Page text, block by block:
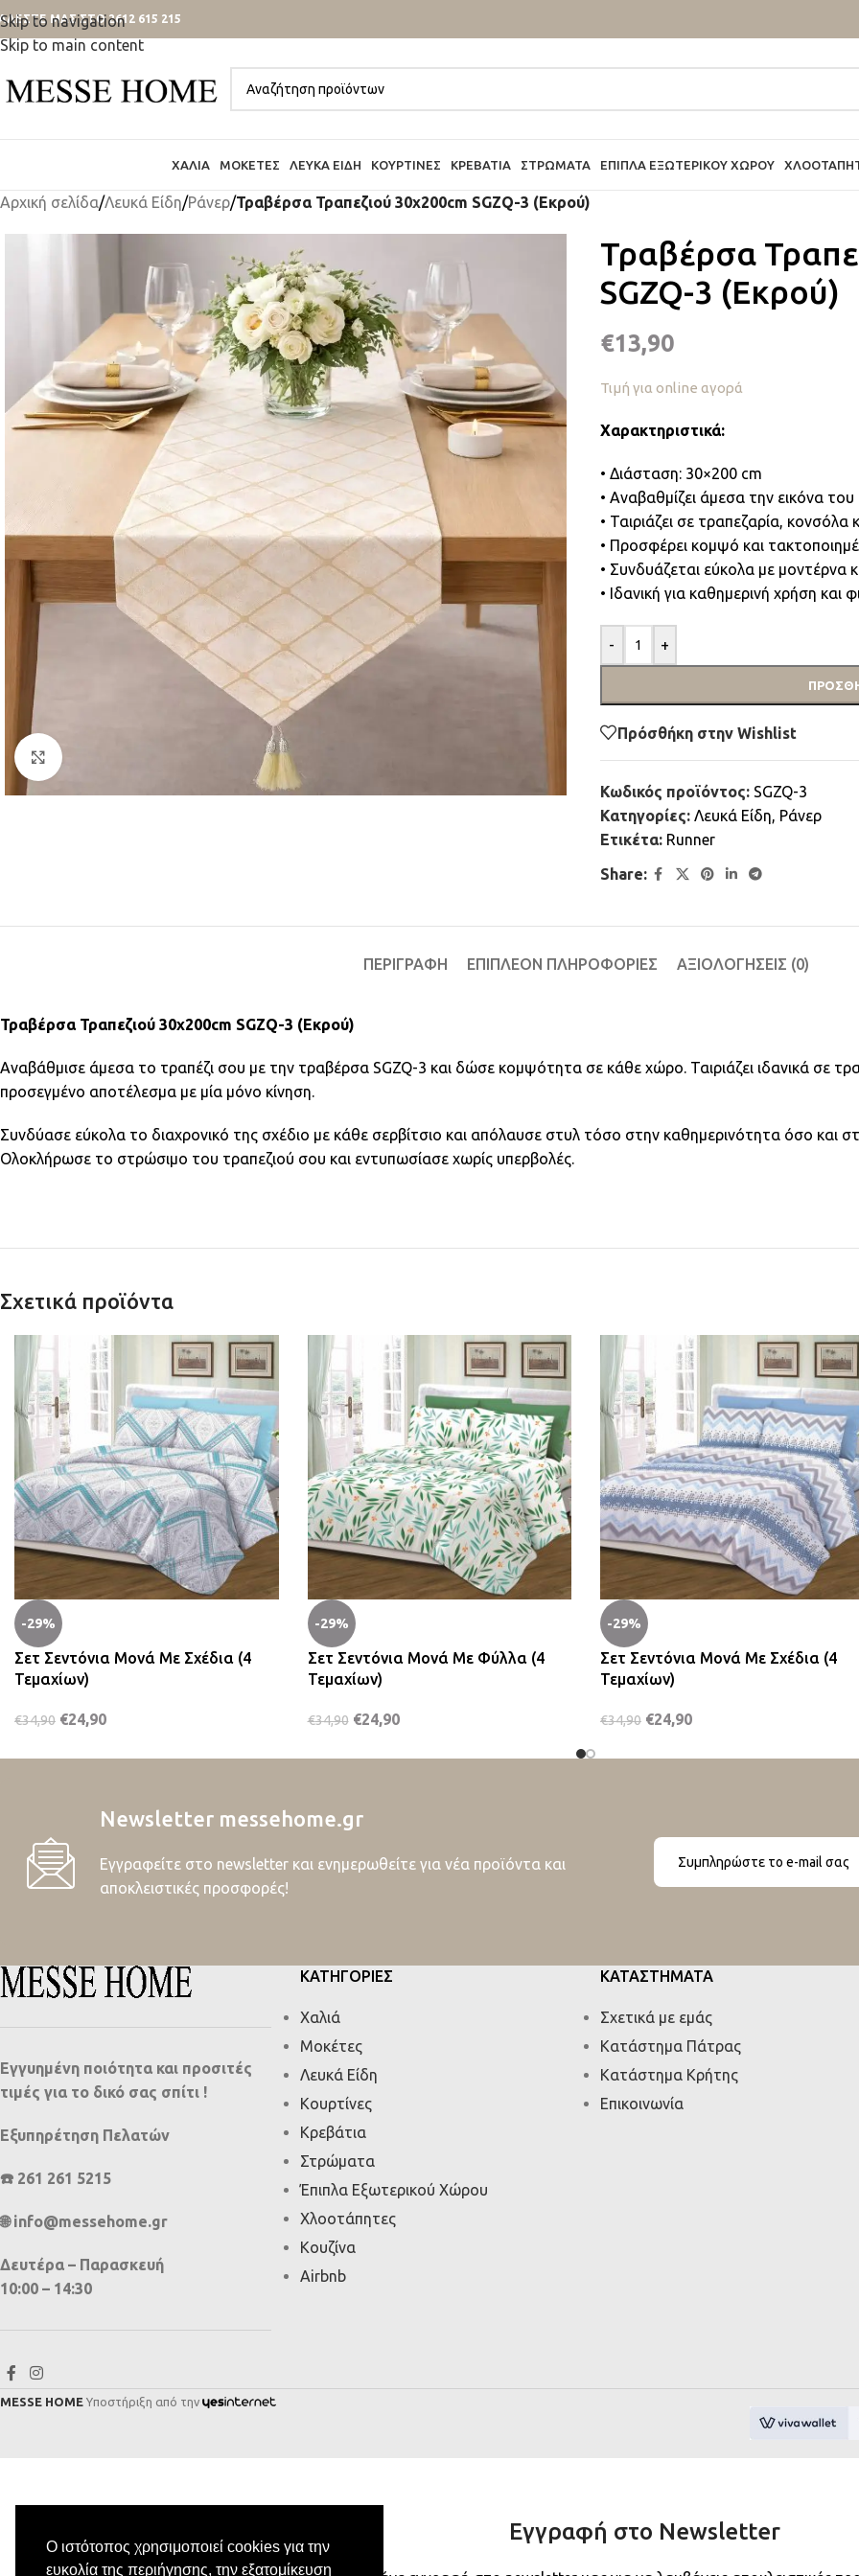
Ο ιστότοπος χρησιμοποιεί cookies για την
ευκολία της περιήγησης, την εξατομίκευση
Skip to navigation
Skip to main content
ΜΑΣ ΣΤΟ 2612 615 215
ΧΑΛΙΆ ΜΟΚΈΤΕΣ ΛΕΥΚΆ ΕΊΔΗ ΚΟΥΡΤΊΝΕΣ ΚΡΕΒΆΤΙΑ ΣΤΡΏΜΑΤΑ ΈΠΙΠΛΑ ΕΞΩΤΕΡΙΚΟΎ ΧΏΡΟΥ
Αρχική σελίδα/Λευκά Είδη/Ράνερ/Τραβέρσα Τραπεζιού 30x200cm SGZQ-3 (Εκρού)
Τραβέρσα
SGZQ-3 (Εκρού)
€13,90
Τιμή για online αγορά
Χαρακτηριστικά:
• Διάσταση: 30×200 cm
• Αναβαθμίζει άμεσα την εικόνα του
• Ταιριάζει σε τραπεζαρία, κονσόλα
• Προσφέρει κομψό και
• Συνδυάζεται εύκολα με μοντέρνα
• Ιδανική για καθημερινή χρήση και
- +
Πρόσθήκη στην Wishlist
Κωδικός προϊόντος: SGZQ-3
Κατηγορίες: Λευκά Είδη, Ράνερ
Ετικέτα: Runner
Share:
ΠΕΡΙΓΡΑΦΉ ΕΠΙΠΛΈΟΝ ΠΛΗΡΟΦΟΡΊΕΣ ΑΞΙΟΛΟΓΉΣΕΙΣ (0)
Τραβέρσα Τραπεζιού 30x200cm SGZQ-3 (Εκρού)
Αναβάθμισε άμεσα το τραπέζι σου με την τραβέρσα SGZQ-3 και δώσε κομψότητα σε κάθε χώρο. Ταιριάζει ιδανικά σε
προσεγμένο αποτέλεσμα με μία μόνο κίνηση.
Συνδύασε εύκολα το διαχρονικό της σχέδιο με κάθε σερβίτσιο και απόλαυσε στυλ τόσο στην καθημερινότητα όσο και
Ολοκλήρωσε το στρώσιμο του τραπεζιού σου και εντυπωσίασε χωρίς υπερβολές.
Σχετικά προϊόντα
-29%
Σετ Σεντόνια Μονά Με Σχέδια (4
Τεμαχίων)
€34,90 €24,90
-29%
Σετ Σεντόνια Μονά Με Φύλλα (4
Τεμαχίων)
€34,90 €24,90
-29%
Σετ Σεντόνια Μονά Με Σχέδια (4
Τεμαχίων)
€34,90 €24,90
Newsletter messehome.gr
Εγγραφείτε στο newsletter και ενημερωθείτε για νέα προϊόντα και
αποκλειστικές προσφορές!
Εγγυημένη ποιότητα και προσιτές
τιμές για το δικό σας σπίτι !
Εξυπηρέτηση Πελατών
☎️ 261 261 5215
🌐 info@messehome.gr
Δευτέρα – Παρασκευή
10:00 – 14:30
ΚΑΤΗΓΟΡΙΕΣ
Χαλιά
Μοκέτες
Λευκά Είδη
Κουρτίνες
Κρεβάτια
Στρώματα
Έπιπλα Εξωτερικού Χώρου
Χλοοτάπητες
Κουζίνα
Airbnb
ΚΑΤΑΣΤΗΜΑΤΑ
Σχετικά με εμάς
Κατάστημα Πάτρας
Κατάστημα Κρήτης
Επικοινωνία
MESSE HOME Υποστήριξη από την
Εγγραφή στο Newsletter